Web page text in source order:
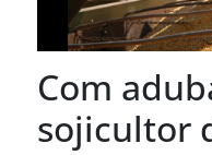
Com
sojicultor